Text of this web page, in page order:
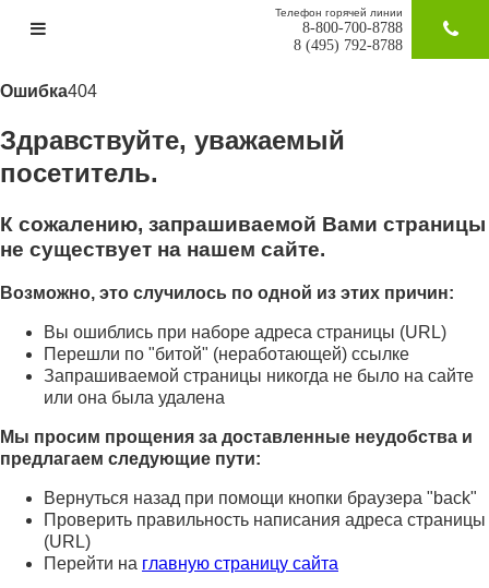
Телефон горячей линии
8-800-700-8788
8 (495) 792-8788
Ошибка404
Здравствуйте, уважаемый
посетитель.
К сожалению, запрашиваемой Вами страницы
не существует на нашем сайте.
Возможно, это случилось по одной из этих причин:
Вы ошиблись при наборе адреса страницы (URL)
Перешли по "битой" (неработающей) ссылке
Запрашиваемой страницы никогда не было на сайте
или она была удалена
Мы просим прощения за доставленные неудобства и
предлагаем следующие пути:
Вернуться назад при помощи кнопки браузера "back"
Проверить правильность написания адреса страницы
(URL)
Перейти на главную страницу сайта